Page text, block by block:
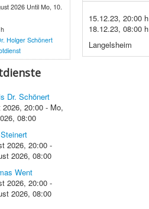
2026 Until Mo, 10.
Holger Schönert
Dr. Schönert
2026,20:00 - Mo,
,08:00
2026,20:00 -
2026,08:00
Went
2026,20:00 -
2026,08:00
15.12.23, 20:00 h
18.12.23, 08:00 h
Langelsheim